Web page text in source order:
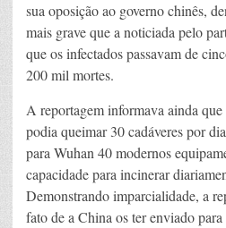
sua oposição ao governo chinês,
mais grave que a noticiada pelo
que os infectados passavam de
200 mil mortes.
A reportagem informava ainda
podia queimar 30 cadáveres por
para Wuhan 40 modernos
capacidade para incinerar
Demonstrando imparcialidade, a
fato de a China os ter enviado